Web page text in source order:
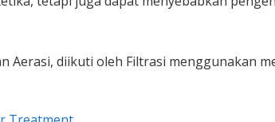
Aerasi, diikuti oleh Filtrasi menggunakan